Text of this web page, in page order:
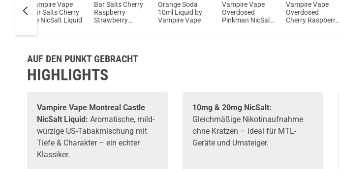
Vampire Vape
Bar Salts Cherry
Ice NicSalt Liquid
Bar Salts Cherry
Raspberry
Strawberry
Orange Soda
10ml Liquid by
Vampire Vape
Vampire Vape
Overdosed
Pinkman NicSalt
Vampire Vape
Overdosed
Cherry Raspberry
AUF DEN PUNKT GEBRACHT
HIGHLIGHTS
Vampire Vape Montreal Castle
NicSalt Liquid: Aromatische, mild-
würzige US-Tabakmischung mit
Tiefe & Charakter – ein echter
Klassiker.
10mg & 20mg NicSalt:
Gleichmäßige Nikotinaufnahme
ohne Kratzen – ideal für MTL-
Geräte und Umsteiger.